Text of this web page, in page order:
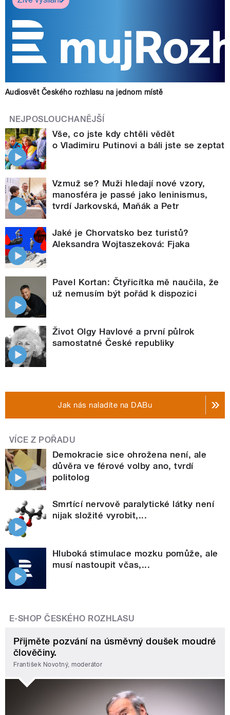
Audiosvět Českého rozhlasu na jednom místě
NEJPOSLOUCHANĚJŠÍ
Vše, co jste kdy chtěli vědět
o Vladimiru Putinovi a báli jste se zeptat
Vzmuž se? Muži hledají nové vzory,
manosféra je passé jako leninismus,
tvrdí Jarkovská, Maňák a Petr
Jaké je Chorvatsko bez turistů?
Aleksandra Wojtaszeková: Fjaka
Pavel Kortan: Čtyřicítka mě naučila, že
už nemusím být pořád k dispozici
Život Olgy Havlové a první půlrok
samostatné České republiky
Jak nás naladíte na DABu
VÍCE Z POŘADU
Demokracie sice ohrožena není, ale
důvěra ve férové volby ano, tvrdí
politolog
Smrtící nervově paralytické látky není
nijak složité vyrobit,...
Hluboká stimulace mozku pomůže, ale
musí nastoupit včas,...
E-SHOP ČESKÉHO ROZHLASU
Přijměte pozvání na úsměvný doušek moudré
člověčiny.
František Novotný, moderátor